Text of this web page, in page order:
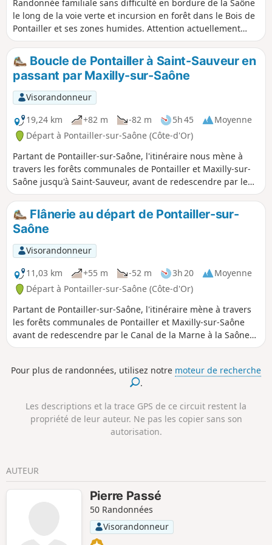
un enduit ocre. Les deux moulins Haut
et Bas.
Randonnée familiale sans difficulté en bordure de la Saône
le long de la voie verte et incursion en forêt dans le Bois de
Pontailler et ses zones humides. Attention actuellement
mars 2023 débardage entre les points (6) et (7) Donc pour
info : Entre les points (5) et (6), prendre à droite à la tranche
de bois N°15 pour éviter la tranche 18, pleines d'ornières et
encombrée par des branchages.
Boucle de Pontailler à Saint-Sauveur en
passant par Maxilly-sur-Saône
Visorandonneur
19,24 km
+82 m -82 m 5h 45
Moyenne
Départ à Pontailler-sur-Saône (Côte-d'Or)
Partant de Pontailler-sur-Saône, l'itinéraire nous mène à
travers les forêts communales de Pontailler et Maxilly-sur-
Saône jusqu'à Saint-Sauveur, avant de redescendre par le
Canal de la Marne à la Saône puis le long de la Saône afin
de rejoindre Pontailler.
Flânerie au départ de Pontailler-sur-
Saône
Visorandonneur
11,03 km
+55 m -52 m 3h 20
Moyenne
Départ à Pontailler-sur-Saône (Côte-d'Or)
Partant de Pontailler-sur-Saône, l'itinéraire mène à travers
les forêts communales de Pontailler et Maxilly-sur-Saône
avant de redescendre par le Canal de la Marne à la Saône
puis le long de la Saône afin de rejoindre Pontailler.
Pour plus de randonnées, utilisez notre moteur de recherche
.
Les descriptions et la trace GPS de ce circuit restent la
propriété de leur auteur. Ne pas les copier sans son
autorisation.
AUTEUR
Pierre Passé
50 Randonnées
Visorandonneur